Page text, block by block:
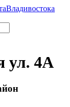
Владивостока
ул. 4А